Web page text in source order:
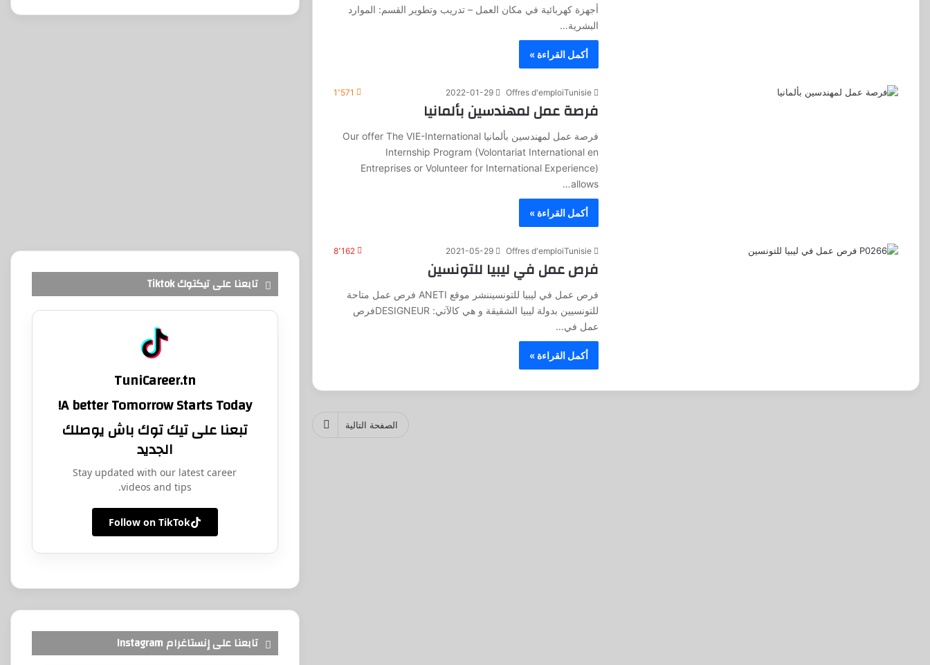
أجهزة كهربائية في مكان العمل – تدريب وتطوير القسم: الموارد
البشرية…
أكمل القراءة »
Offres d'emploiTunisie
2022-01-29 1٬571
فرصة عمل لمهندسين بألمانيا
فرصة عمل لمهندسين بألمانيا Our offer The VIE-International
Internship Program (Volontariat International en
Entreprises or Volunteer for International Experience)
allows…
أكمل القراءة »
Offres d'emploiTunisie
2021-05-29 8٬162
فرص عمل في ليبيا للتونسين
فرص عمل في ليبيا للتونسيننشر موقع ANETI فرص عمل متاحة
للتونسيين بدولة ليبيا الشقيقة و هي كالآتي: DESIGNEURفرص
عمل في…
أكمل القراءة »
الصفحة التالية
تابعنا على تيكتوك Tiktok
TuniCareer.tn
A better Tomorrow Starts Today!
تبعنا على تيك توك باش يوصلك
الجديد
Stay updated with our latest career
videos and tips.
Follow on TikTok
تابعنا على إنستاغرام Instagram